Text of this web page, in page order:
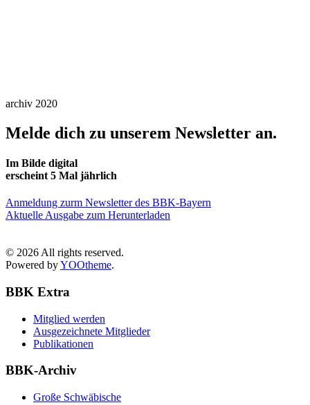
archiv 2020
Melde dich zu unserem Newsletter an.
Im Bilde digital
erscheint 5 Mal jährlich
Anmeldung zurm Newsletter des BBK-Bayern
Aktuelle Ausgabe zum Herunterladen
© 2026 All rights reserved.
Powered byYOOtheme.
BBK Extra
Mitglied werden
Ausgezeichnete Mitglieder
Publikationen
BBK-Archiv
Große Schwäbische